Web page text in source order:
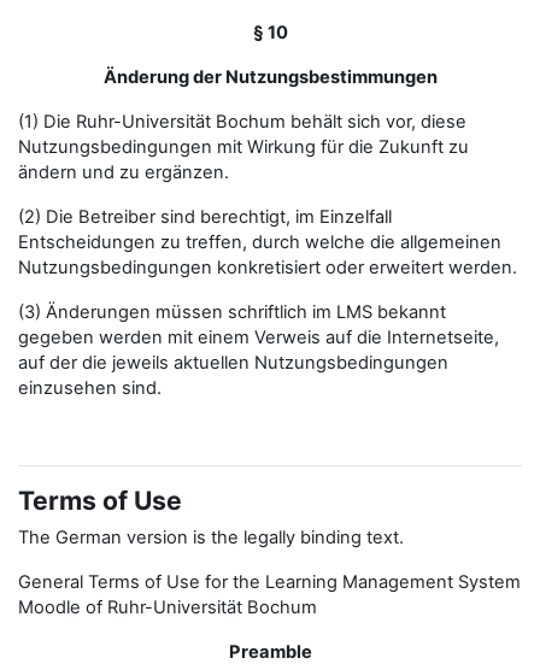
§ 10
Änderung der Nutzungsbestimmungen
(1) Die Ruhr-Universität Bochum behält sich vor, diese
Nutzungsbedingungen mit Wirkung für die Zukunft zu
ändern und zu ergänzen.
(2) Die Betreiber sind berechtigt, im Einzelfall
Entscheidungen zu treffen, durch welche die allgemeinen
Nutzungsbedingungen konkretisiert oder erweitert werden.
(3) Änderungen müssen schriftlich im LMS bekannt
gegeben werden mit einem Verweis auf die Internetseite,
auf der die jeweils aktuellen Nutzungsbedingungen
einzusehen sind.
Terms of Use
The German version is the legally binding text.
General Terms of Use for the Learning Management System
Moodle of Ruhr-Universität Bochum
Preamble